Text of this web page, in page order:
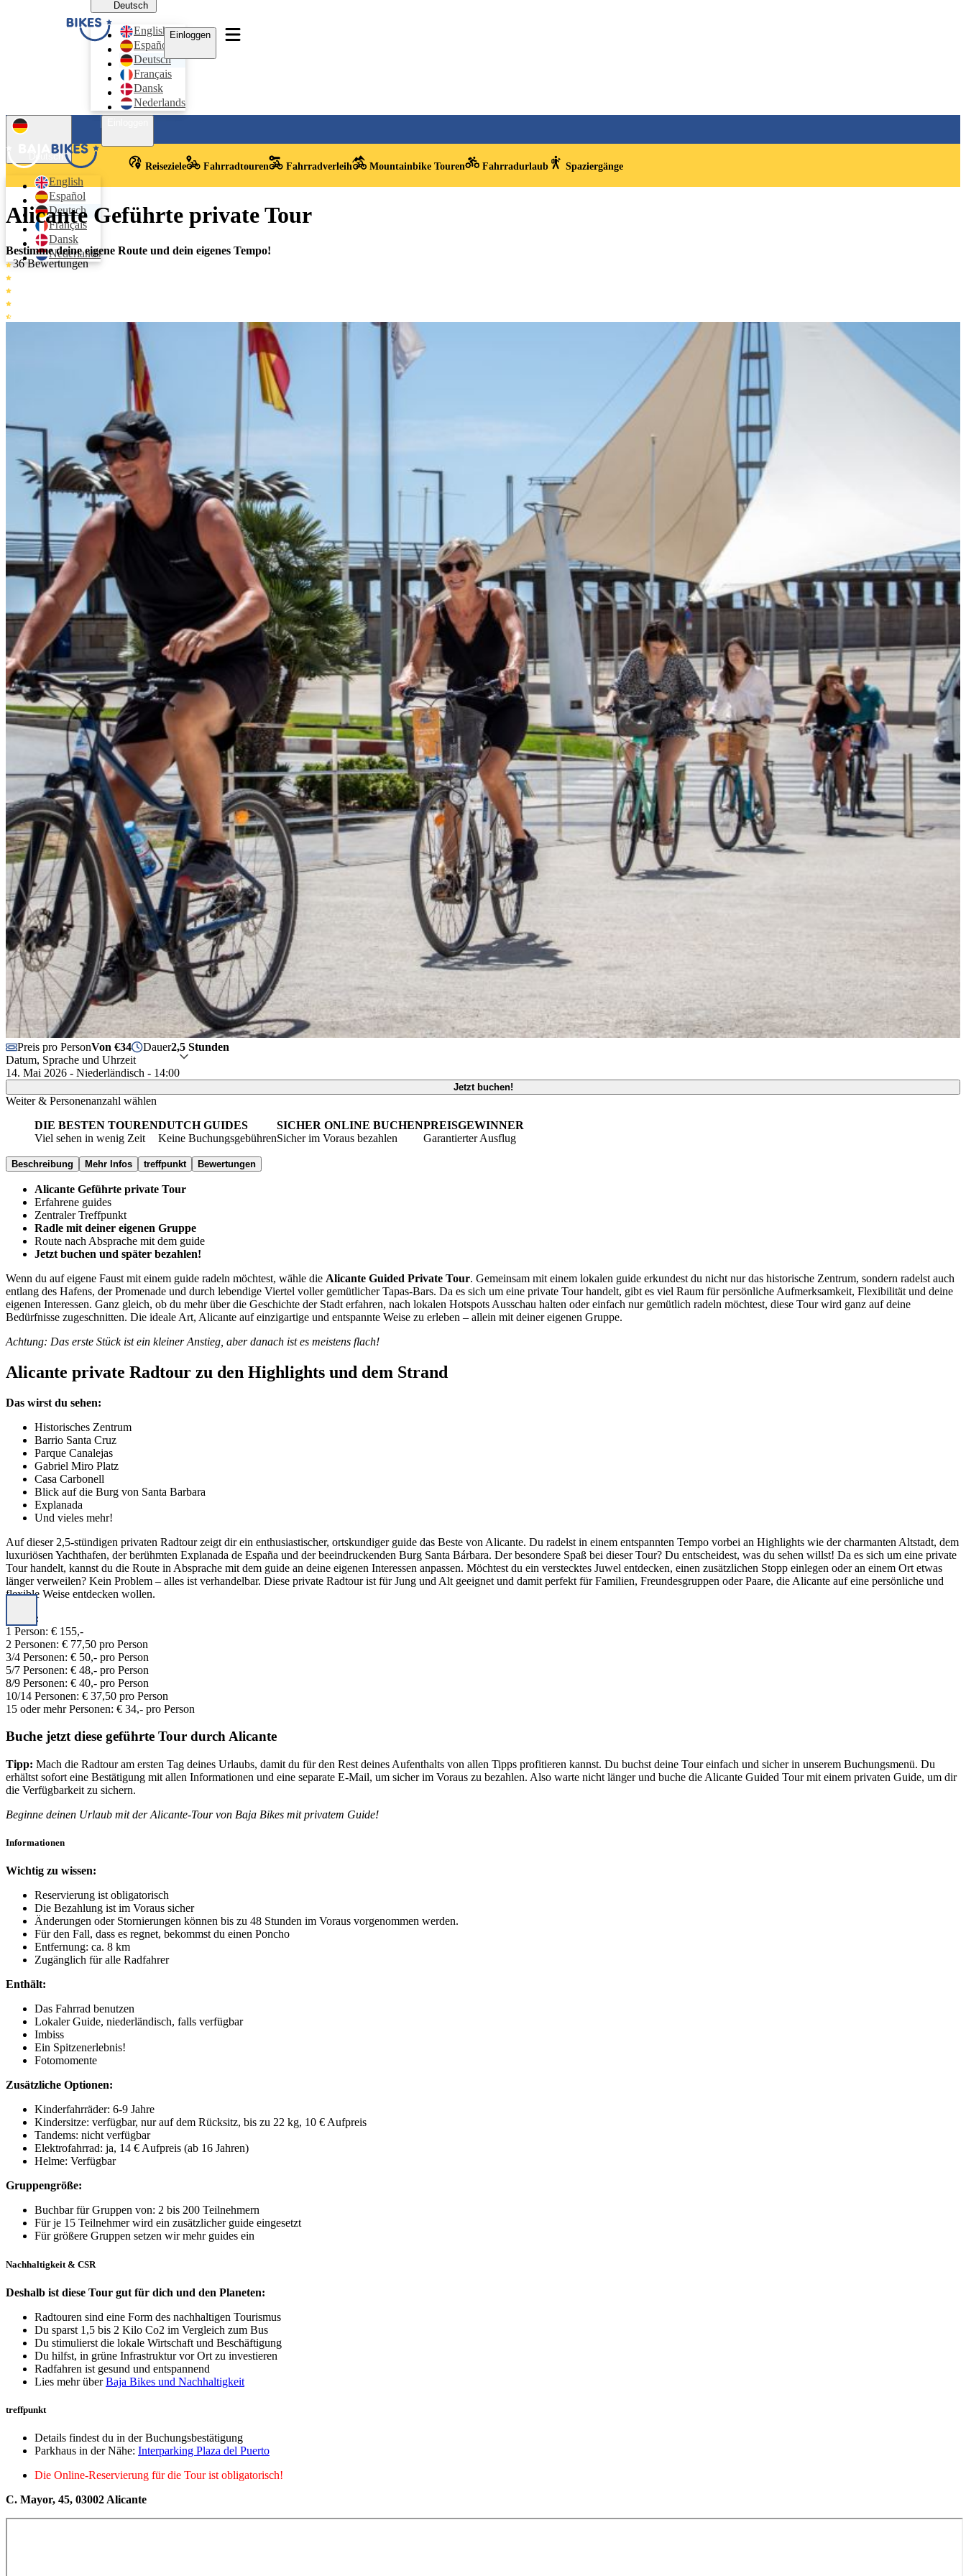
Deutsch
English
Español
Deutsch
Français
Dansk
Nederlands
Einloggen
Deutsch
English
Español
Deutsch
Français
Dansk
Nederlands
Reiseziele Fahrradtouren Fahrradverleih Mountainbike Touren Fahrradurlaub Spaziergänge
Alicante Geführte private Tour
Bestimme deine eigene Route und dein eigenes Tempo!
36 Bewertungen
Preis pro PersonVon €34 Dauer2,5 Stunden
Datum, Sprache und Uhrzeit
14. Mai 2026 - Niederländisch - 14:00
Jetzt buchen!
Weiter & Personenanzahl wählen
DIE BESTEN TOUREN
Viel sehen in wenig Zeit
DUTCH GUIDES
Keine Buchungsgebühren
SICHER ONLINE BUCHEN
Sicher im Voraus bezahlen
PREISGEWINNER
Garantierter Ausflug
Beschreibung Mehr Infos treffpunkt Bewertungen
Alicante Geführte private Tour
Erfahrene guides
Zentraler Treffpunkt
Radle mit deiner eigenen Gruppe
Route nach Absprache mit dem guide
Jetzt buchen und später bezahlen!
Wenn du auf eigene Faust mit einem guide radeln möchtest, wähle die Alicante Guided Private Tour. Gemeinsam mit einem lokalen guide erkundest du nicht nur das historische Zentrum, sondern radelst auch
entlang des Hafens, der Promenade und durch lebendige Viertel voller gemütlicher Tapas-Bars. Da es sich um eine private Tour handelt, gibt es viel Raum für persönliche Aufmerksamkeit, Flexibilität und deine
eigenen Interessen. Ganz gleich, ob du mehr über die Geschichte der Stadt erfahren, nach lokalen Hotspots Ausschau halten oder einfach nur gemütlich radeln möchtest, diese Tour wird ganz auf deine
Bedürfnisse zugeschnitten. Die ideale Art, Alicante auf einzigartige und entspannte Weise zu erleben – allein mit deiner eigenen Gruppe.
Achtung: Das erste Stück ist ein kleiner Anstieg, aber danach ist es meistens flach!
Alicante private Radtour zu den Highlights und dem Strand
Das wirst du sehen:
Historisches Zentrum
Barrio Santa Cruz
Parque Canalejas
Gabriel Miro Platz
Casa Carbonell
Blick auf die Burg von Santa Barbara
Explanada
Und vieles mehr!
Auf dieser 2,5-stündigen privaten Radtour zeigt dir ein enthusiastischer, ortskundiger guide das Beste von Alicante. Du radelst in einem entspannten Tempo vorbei an Highlights wie der charmanten Altstadt, dem
luxuriösen Yachthafen, der berühmten Explanada de España und der beeindruckenden Burg Santa Bárbara. Der besondere Spaß bei dieser Tour? Du entscheidest, was du sehen willst! Da es sich um eine private
Tour handelt, kannst du die Route in Absprache mit dem guide an deine eigenen Interessen anpassen. Möchtest du ein verstecktes Juwel entdecken, einen zusätzlichen Stopp einlegen oder an einem Ort etwas
länger verweilen? Kein Problem – alles ist verhandelbar. Diese private Radtour ist für Jung und Alt geeignet und damit perfekt für Familien, Freundesgruppen oder Paare, die Alicante auf eine persönliche und
flexible Weise entdecken wollen.
Preise:
1 Person: € 155,-
2 Personen: € 77,50 pro Person
3/4 Personen: € 50,- pro Person
5/7 Personen: € 48,- pro Person
8/9 Personen: € 40,- pro Person
10/14 Personen: € 37,50 pro Person
15 oder mehr Personen: € 34,- pro Person
Buche jetzt diese geführte Tour durch Alicante
Tipp: Mach die Radtour am ersten Tag deines Urlaubs, damit du für den Rest deines Aufenthalts von allen Tipps profitieren kannst. Du buchst deine Tour einfach und sicher in unserem Buchungsmenü. Du
erhältst sofort eine Bestätigung mit allen Informationen und eine separate E-Mail, um sicher im Voraus zu bezahlen. Also warte nicht länger und buche die Alicante Guided Tour mit einem privaten Guide, um dir
die Verfügbarkeit zu sichern.
Beginne deinen Urlaub mit der Alicante-Tour von Baja Bikes mit privatem Guide!
Informationen
Wichtig zu wissen:
Reservierung ist obligatorisch
Die Bezahlung ist im Voraus sicher
Änderungen oder Stornierungen können bis zu 48 Stunden im Voraus vorgenommen werden.
Für den Fall, dass es regnet, bekommst du einen Poncho
Entfernung: ca. 8 km
Zugänglich für alle Radfahrer
Enthält:
Das Fahrrad benutzen
Lokaler Guide, niederländisch, falls verfügbar
Imbiss
Ein Spitzenerlebnis!
Fotomomente
Zusätzliche Optionen:
Kinderfahrräder: 6-9 Jahre
Kindersitze: verfügbar, nur auf dem Rücksitz, bis zu 22 kg, 10 € Aufpreis
Tandems: nicht verfügbar
Elektrofahrrad: ja, 14 € Aufpreis (ab 16 Jahren)
Helme: Verfügbar
Gruppengröße:
Buchbar für Gruppen von: 2 bis 200 Teilnehmern
Für je 15 Teilnehmer wird ein zusätzlicher guide eingesetzt
Für größere Gruppen setzen wir mehr guides ein
Nachhaltigkeit & CSR
Deshalb ist diese Tour gut für dich und den Planeten:
Radtouren sind eine Form des nachhaltigen Tourismus
Du sparst 1,5 bis 2 Kilo Co2 im Vergleich zum Bus
Du stimulierst die lokale Wirtschaft und Beschäftigung
Du hilfst, in grüne Infrastruktur vor Ort zu investieren
Radfahren ist gesund und entspannend
Lies mehr überBaja Bikes und Nachhaltigkeit
treffpunkt
Details findest du in der Buchungsbestätigung
Parkhaus in der Nähe: Interparking Plaza del Puerto
Die Online-Reservierung für die Tour ist obligatorisch!
C. Mayor, 45, 03002 Alicante